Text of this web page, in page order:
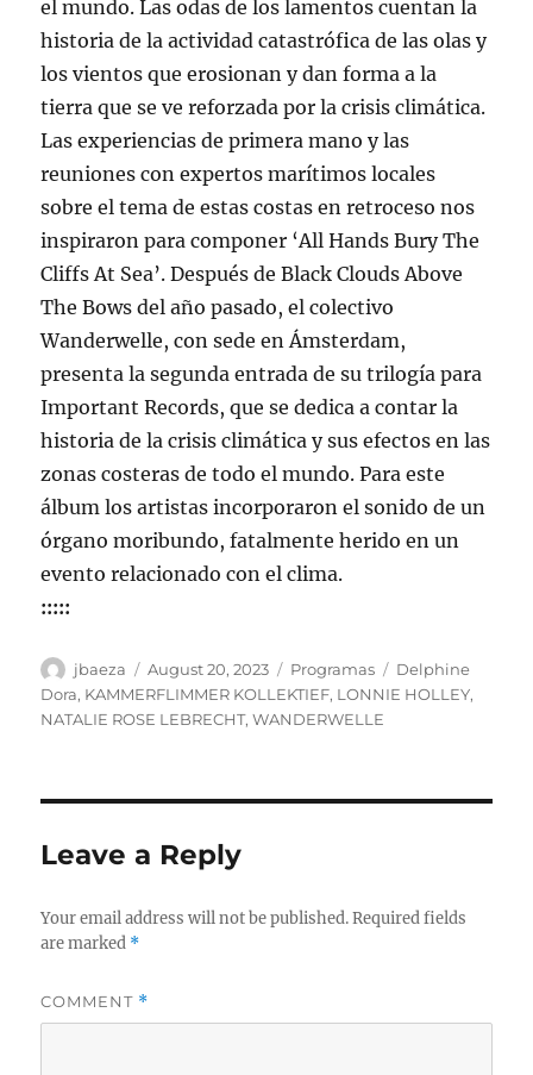
el mundo. Las odas de los lamentos cuentan la
historia de la actividad catastrófica de las olas y
los vientos que erosionan y dan forma a la
tierra que se ve reforzada por la crisis climática.
Las experiencias de primera mano y las
reuniones con expertos marítimos locales
sobre el tema de estas costas en retroceso nos
inspiraron para componer ‘All Hands Bury The
Cliffs At Sea’. Después de Black Clouds Above
The Bows del año pasado, el colectivo
Wanderwelle, con sede en Ámsterdam,
presenta la segunda entrada de su trilogía para
Important Records, que se dedica a contar la
historia de la crisis climática y sus efectos en las
zonas costeras de todo el mundo. Para este
álbum los artistas incorporaron el sonido de un
órgano moribundo, fatalmente herido en un
evento relacionado con el clima.
:::::
Author
jbaeza
Posted
on
August 20, 2023 Categories
Programas Tags
Delphine
Dora, KAMMERFLIMMER KOLLEKTIEF, LONNIE HOLLEY,
NATALIE ROSE LEBRECHT,WANDERWELLE
Leave a Reply
Your email address will not be published. Required fields
are marked *
COMMENT *